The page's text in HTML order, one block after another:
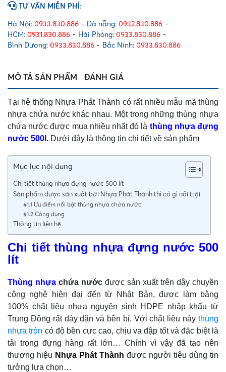
TƯ VẤN MIỄN PHÍ:
Hà Nội: 0933.830.886 - Đà nẵng: 0932.830.886 -
HCM: 0931.830.886 - Hải Phòng: 0933.830.886 -
Bình Dương: 0933.830.886 - Bắc Ninh: 0933.830.886
MÔ TẢ SẢN PHẨM ĐÁNH GIÁ
Tại hệ thống Nhựa Phát Thành có rất nhiều mẫu mã thùng
nhựa chứa nước khác nhau. Một trong những thùng nhựa
chứa nước được mua nhiều nhất đó là thùng nhựa đựng
nước 500l. Dưới đây là thông tin chi tiết về sản phẩm
Mục lục nội dung
Chi tiết thùng nhựa đựng nước 500 lít
Sản phẩm được sản xuất bởi Nhựa Phát Thành thì có gì nổi trội
#1.1 Ưu điểm nổi bật thùng nhựa chứa nước
#1.2 Công dụng
Thông tin liên hệ
Chi tiết thùng nhựa đựng nước 500
lít
Thùng nhựa chứa nước được sản xuất trên dây chuyền
công nghệ hiện đại đến từ Nhật Bản, được làm bằng
100% chất liệu nhựa nguyên sinh HDPE nhập khẩu từ
Trung Đông rất dày dặn và bền bỉ. Với chất liệu này thùng
nhựa tròn có độ bền cực cao, chịu va đập tốt và đặc biệt là
tải trọng đựng hàng rất lớn… Chính vì vậy đã tạo nên
thương hiệu Nhựa Phát Thành được người tiêu dùng tin
tưởng lựa chọn…